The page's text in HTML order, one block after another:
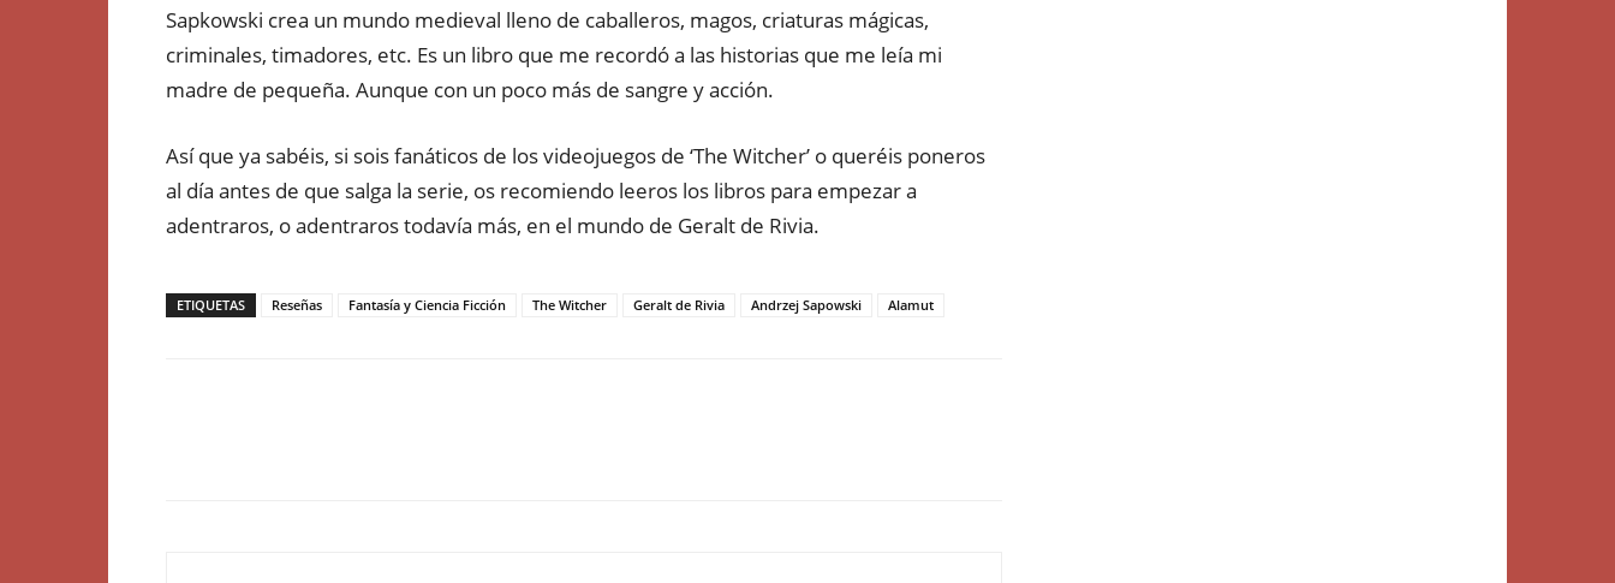
Sapkowski crea un mundo medieval lleno de caballeros, magos, criaturas mágicas,
criminales, timadores, etc. Es un libro que me recordó a las historias que me leía mi
madre de pequeña. Aunque con un poco más de sangre y acción.
Así que ya sabéis, si sois fanáticos de los videojuegos de ‘The Witcher’ o queréis poneros
al día antes de que salga la serie, os recomiendo leeros los libros para empezar a
adentraros, o adentraros todavía más, en el mundo de Geralt de Rivia.
ETIQUETAS Reseñas Fantasía y Ciencia Ficción The Witcher Geralt de Rivia Andrzej Sapowski Alamut